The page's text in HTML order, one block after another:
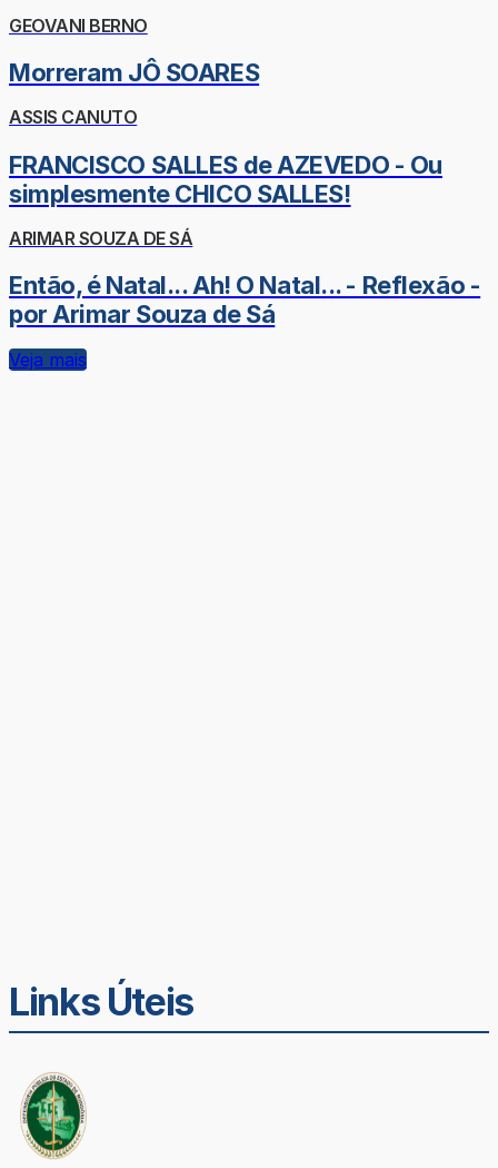
GEOVANI BERNO
Morreram JÔ SOARES
ASSIS CANUTO
FRANCISCO SALLES de AZEVEDO - Ou
simplesmente CHICO SALLES!
ARIMAR SOUZA DE SÁ
Então, é Natal... Ah! O Natal... - Reflexão -
por Arimar Souza de Sá
Veja mais
Links Úteis